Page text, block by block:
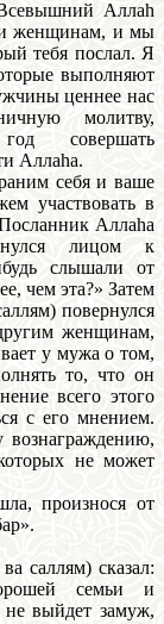
Аллаh
и женщинам, и мы
тебя послал. Я
выполняют
ценнее нас
молитву,
совершать
Аллаhа.
себя и ваше
участвовать в
Аллаhа
лицом к
слышали от
чем эта?» Затем
повернулся
женщинам,
у мужа о том,
то, что он
всего этого
с его мнением.
вознаграждению,
не может
произнося от
саллям) сказал:
семьи и
выйдет замуж,